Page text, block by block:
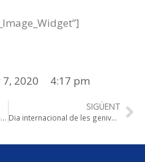
2020 4:17 pm
Cures del raspall dental en època d’epidèmia per COVID-19
SIGÜENT
Dia internacional de les genives sanes